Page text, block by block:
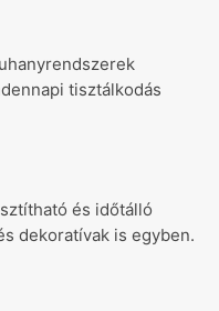
tisztálkodás
és időtálló
dekoratívak is egyben.